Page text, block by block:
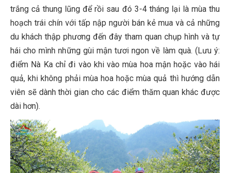
trắng cả thung lũng để rồi sau đó 3-4 tháng lại là mùa thu
hoạch trái chín với tấp nập người bán kẻ mua và cả những
du khách thập phương đến đây tham quan chụp hình và tự
hái cho mình những gùi mận tươi ngon về làm quà. (Lưu ý:
điểm Nà Ka chỉ đi vào khi vào mùa hoa mận hoặc vào hái
quả, khi không phải mùa hoa hoặc mùa quả thì hướng dẫn
viên sẽ dành thời gian cho các điểm thăm quan khác được
dài hơn).